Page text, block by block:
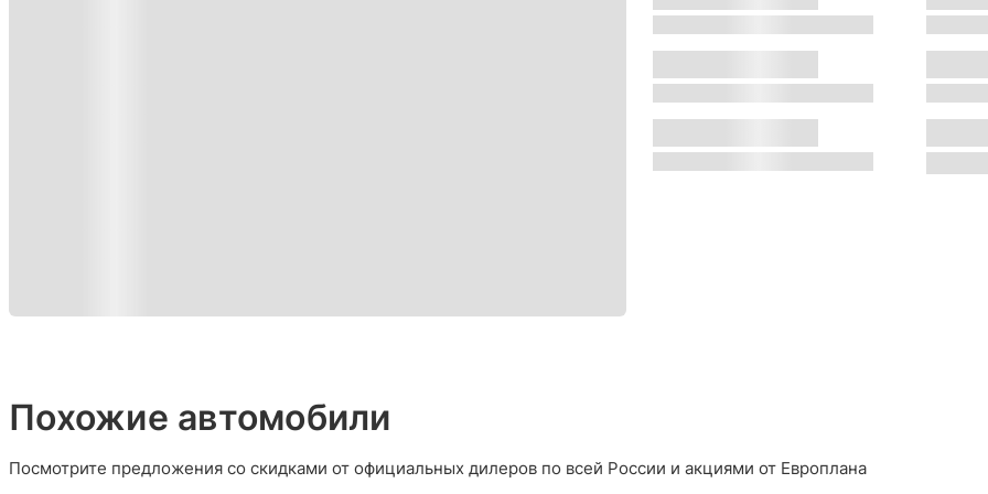
Похожие автомобили
Посмотрите предложения со скидками от официальных дилеров по всей России и акциями от Европлана